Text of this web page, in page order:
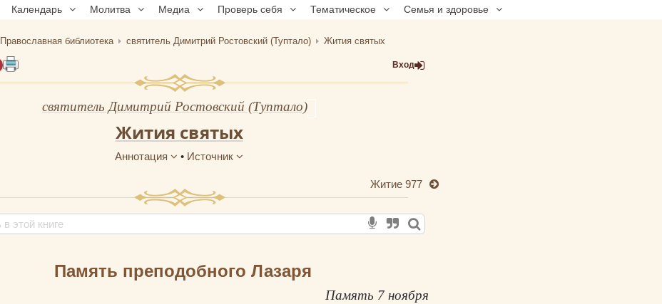
Календарь Молитва Медиа Проверь себя Тематическое Семья и здоровье
Православная библиотека святитель Димитрий Ростовский (Туптало) Жития святых
Вход
святитель Димитрий Ростовский (Туптало)
Жития святых
Аннотация • Источник
Житие 977
Память преподобного Лазаря
Память 7 ноября